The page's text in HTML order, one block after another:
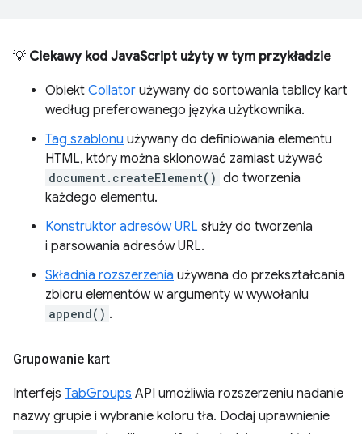
💡 Ciekawy kod JavaScript użyty w tym przykładzie
Obiekt Collator używany do sortowania tablicy kart
według preferowanego języka użytkownika.
Tag szablonu używany do definiowania elementu
HTML, który można sklonować zamiast używać
document.createElement() do tworzenia
każdego elementu.
Konstruktor adresów URL służy do tworzenia
i parsowania adresów URL.
Składnia rozszerzenia używana do przekształcania
zbioru elementów w argumenty w wywołaniu
append() .
Grupowanie kart
Interfejs TabGroups API umożliwia rozszerzeniu nadanie
nazwy grupie i wybranie koloru tła. Dodaj uprawnienie